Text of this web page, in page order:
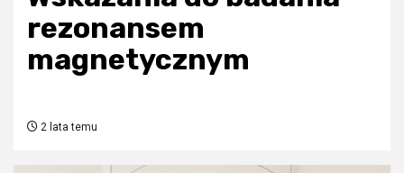
rezonansem
magnetycznym
2 lata temu